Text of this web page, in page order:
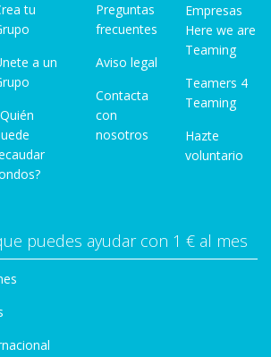
tu
a un
Preguntas
frecuentes
Aviso legal
Contacta
con
nosotros
Empresas
Here we are
Teaming
Teamers 4
Teaming
Hazte
voluntario
puedes ayudar con 1 € al mes